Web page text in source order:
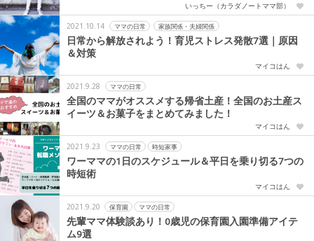
いっちー（カラダノートママ部）
2021.10.14 ママの日常 家族関係・夫婦関係
日常から解放されよう！育児ストレス発散7選｜原因
＆対策
マイコはん
2021.9.28 ママの日常
全国のママがオススメする帰省土産！全国のお土産ス
イーツ＆お菓子をまとめてみました！
マイコはん
2021.9.23 ママの日常 時短家事
ワーママの1日のスケジュール＆平日を乗り切る7つの
時短術
マイコはん
2021.9.20 保育園 ママの日常
先輩ママ体験談あり！0歳児の保育園入園準備アイテ
ム9選